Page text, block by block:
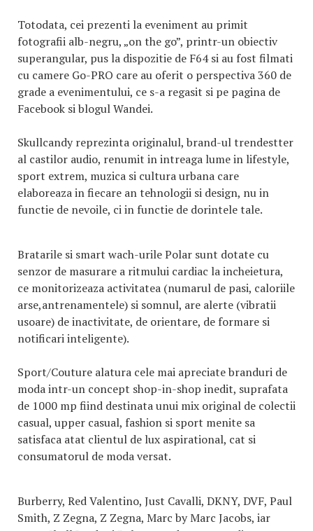
Totodata, cei prezenti la eveniment au primit
fotografii alb-negru, „on the go”, printr-un obiectiv
superangular, pus la dispozitie de F64 si au fost filmati
cu camere Go-PRO care au oferit o perspectiva 360 de
grade a evenimentului, ce s-a regasit si pe pagina de
Facebook si blogul Wandei.
Skullcandy reprezinta originalul, brand-ul trendestter
al castilor audio, renumit in intreaga lume in lifestyle,
sport extrem, muzica si cultura urbana care
elaboreaza in fiecare an tehnologii si design, nu in
functie de nevoile, ci in functie de dorintele tale.
Bratarile si smart wach-urile Polar sunt dotate cu
senzor de masurare a ritmului cardiac la incheietura,
ce monitorizeaza activitatea (numarul de pasi, caloriile
arse,antrenamentele) si somnul, are alerte (vibratii
usoare) de inactivitate, de orientare, de formare si
notificari inteligente).
Sport/Couture alatura cele mai apreciate branduri de
moda intr-un concept shop-in-shop inedit, suprafata
de 1000 mp fiind destinata unui mix original de colectii
casual, upper casual, fashion si sport menite sa
satisfaca atat clientul de lux aspirational, cat si
consumatorul de moda versat.
Burberry, Red Valentino, Just Cavalli, DKNY, DVF, Paul
Smith, Z Zegna, Z Zegna, Marc by Marc Jacobs, iar